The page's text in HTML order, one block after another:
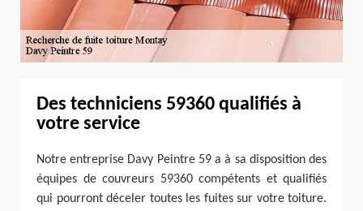
Des techniciens 59360 qualifiés à
votre service
Notre entreprise Davy Peintre 59 a à sa disposition des
équipes de couvreurs 59360 compétents et qualifiés
qui pourront déceler toutes les fuites sur votre toiture.